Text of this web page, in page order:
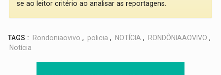
se ao leitor critério ao analisar as reportagens.
TAGS : Rondoniaovivo , policia , NOTÍCIA , RONDÔNIAAOVIVO ,
Notícia